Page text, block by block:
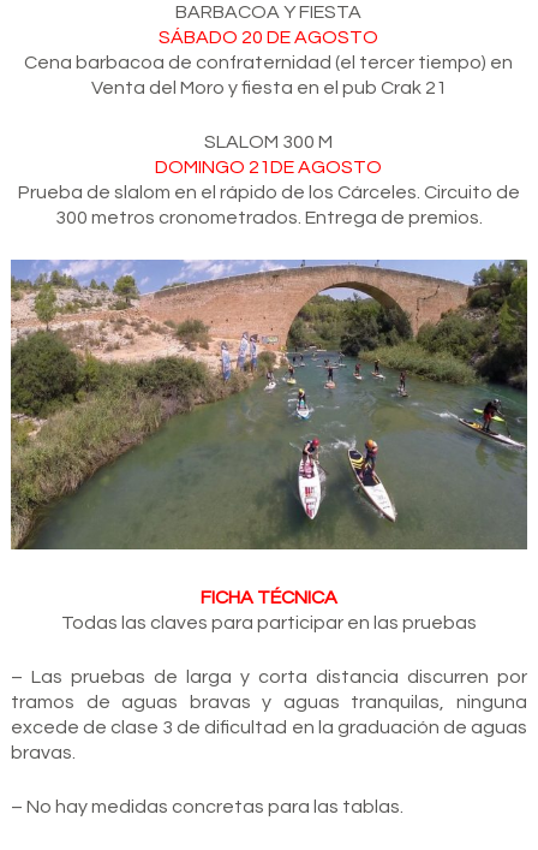
BARBACOA Y FIESTA
SÁBADO 20 DE AGOSTO
Cena barbacoa de confraternidad (el tercer tiempo) en
Venta del Moro y fiesta en el pub Crak 21
SLALOM 300 M
DOMINGO 21DE AGOSTO
Prueba de slalom en el rápido de los Cárceles. Circuito de
300 metros cronometrados. Entrega de premios.
FICHA TÉCNICA
Todas las claves para participar en las pruebas
– Las pruebas de larga y corta distancia discurren por
tramos de aguas bravas y aguas tranquilas, ninguna
excede de clase 3 de dificultad en la graduación de aguas
bravas.
– No hay medidas concretas para las tablas.